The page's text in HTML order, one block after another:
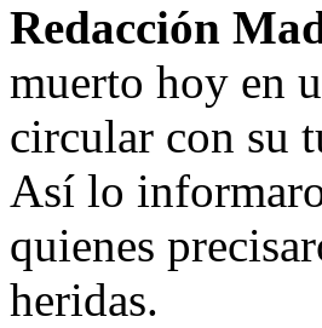
Redacción
muerto hoy en
circular con su
Así lo
quienes
heridas.